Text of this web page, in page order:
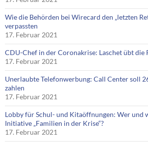
Wie die Behörden bei Wirecard den „letzten
verpassten
17. Februar 2021
CDU-Chef in der Coronakrise: Laschet übt die
17. Februar 2021
Unerlaubte Telefonwerbung: Call Center soll
zahlen
17. Februar 2021
Lobby für Schul- und Kitaöffnungen: Wer und
Initiative „Familien in der Krise“?
17. Februar 2021